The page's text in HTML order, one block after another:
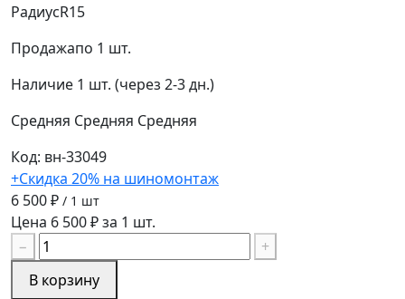
РадиусR15
Продажапо 1 шт.
Наличие 1 шт. (через 2-3 дн.)
Средняя Средняя Средняя
Код: вн-33049
+Скидка 20% на шиномонтаж
6 500 ₽ / 1 шт
Цена 6 500 ₽ за 1 шт.
−
+
В корзину